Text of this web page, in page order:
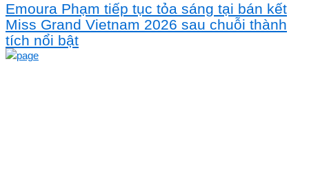
Emoura Phạm tiếp tục tỏa sáng tại bán kết
Miss Grand Vietnam 2026 sau chuỗi thành
tích nổi bật